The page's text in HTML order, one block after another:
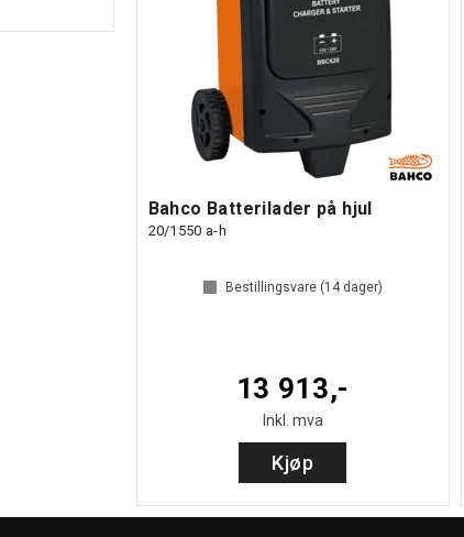
Bahco Batterilader på hjul
20/1550 a-h
Bestillingsvare (14dager)
13 913,-
Inkl. mva
Kjøp